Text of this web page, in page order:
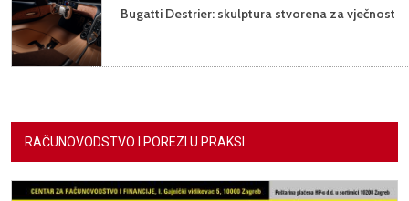
Bugatti Destrier: skulptura stvorena za vječnost
RAČUNOVODSTVO I POREZI U PRAKSI